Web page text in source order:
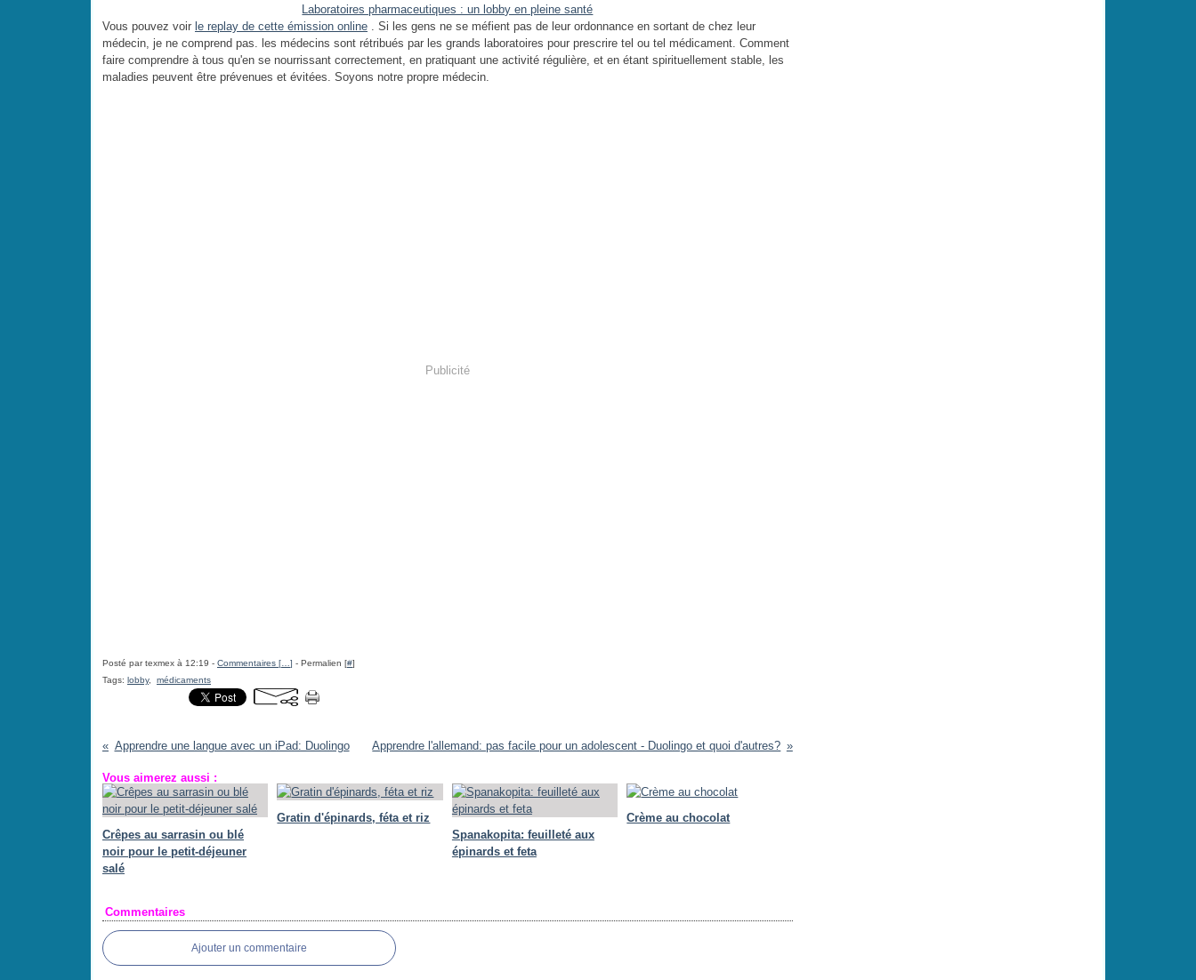
Laboratoires pharmaceutiques : un lobby en pleine santé
Vous pouvez voir le replay de cette émission online . Si les gens ne se méfient pas de leur ordonnance en sortant de chez leur
médecin, je ne comprend pas. les médecins sont rétribués par les grands laboratoires pour prescrire tel ou tel médicament. Comment
faire comprendre à tous qu'en se nourrissant correctement, en pratiquant une activité régulière, et en étant spirituellement stable, les
maladies peuvent être prévenues et évitées. Soyons notre propre médecin.
Publicité
Posté par texmex à 12:19 - Commentaires [ ] - Permalien [#]
Tags: lobby, médicaments
Apprendre une langue avec un iPad: Duolingo Apprendre l'allemand: pas facile pour un adolescent - Duolingo et quoi d'autres?
Vous aimerez aussi :
Crêpes au sarrasin ou blé
noir pour le petit-déjeuner
salé
Gratin d'épinards, féta et riz
Spanakopita: feuilleté aux
épinards et feta
Crème au chocolat
Commentaires
Ajouter un commentaire